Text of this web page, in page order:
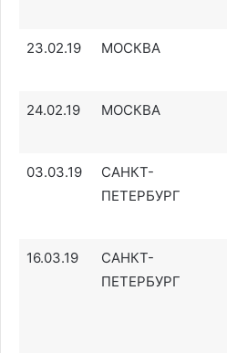
23.02.19 МОСКВА
24.02.19 МОСКВА
03.03.19
САНКТ-
ПЕТЕРБУРГ
16.03.19
САНКТ-
ПЕТЕРБУРГ